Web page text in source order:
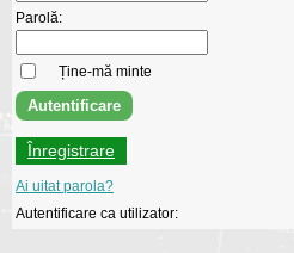
Parolă:
Ține-mă minte
Înregistrare
Ai uitat parola?
Autentificare ca utilizator: